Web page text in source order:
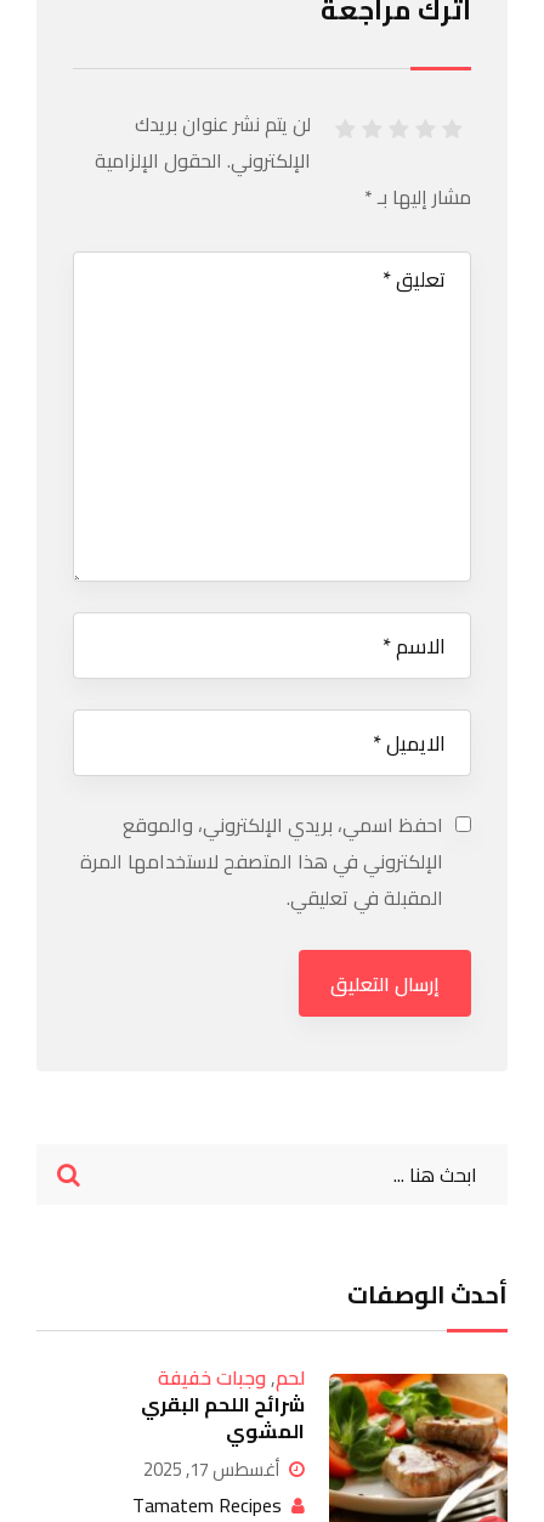
لن يتم نشر عنوان بريدك
الإلكتروني. الحقول الإلزامية
مشار إليها بـ *
احفظ اسمي، بريدي الإلكتروني، والموقع
الإلكتروني في هذا المتصفح لاستخدامها المرة
المقبلة في تعليقي.
أحدث الوصفات
لحم,وجبات خفيفة
شرائح اللحم البقري
المشوي
أغسطس 17, 2025
Tamatem Recipes